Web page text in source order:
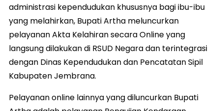
administrasi kependudukan khususnya bagi ibu-ibu
yang melahirkan, Bupati Artha meluncurkan
pelayanan Akta Kelahiran secara Online yang
langsung dilakukan di RSUD Negara dan terintegrasi
dengan Dinas Kependudukan dan Pencatatan Sipil
Kabupaten Jembrana.
Pelayanan online lainnya yang diluncurkan Bupati